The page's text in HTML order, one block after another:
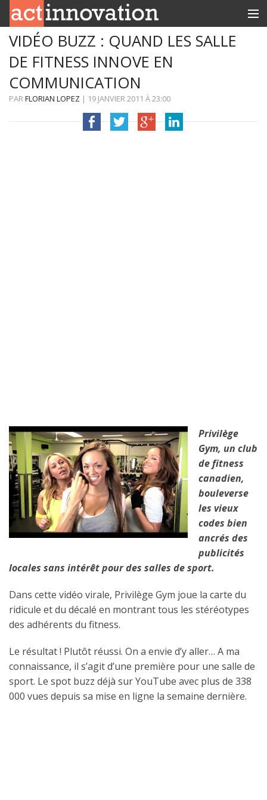
RUBRIQUES
INNOBOX
CONTACT
VIDÉO BUZZ : QUAND LES SALLE
DE FITNESS INNOVE EN
COMMUNICATION
PARFLORIAN LOPEZ | 19 JANVIER 2011 À23:00
Privilège
Gym, un club
de fitness
canadien,
bouleverse
les vieux
codes bien
ancrés des
publicités
locales sans intérêt pour des salles de sport.
Dans cette vidéo virale, Privilège Gym joue la carte du
ridicule et du décalé en montrant tous les stéréotypes
des adhérents du fitness.
Le résultat ! Plutôt réussi. On a envie d’y aller… A ma
connaissance, il s’agit d’une première pour une salle de
sport. Le spot buzz déjà sur YouTube avec plus de 338
000 vues depuis sa mise en ligne la semaine dernière.